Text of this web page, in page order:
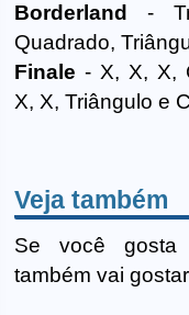
Borderland
-
Quadrado,
Finale - X, X, X,
X, X, Triângulo e
Veja também
Se você gosta
também vai